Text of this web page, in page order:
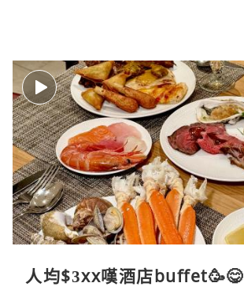
人均$3xx嘆酒店buffet🥳😋